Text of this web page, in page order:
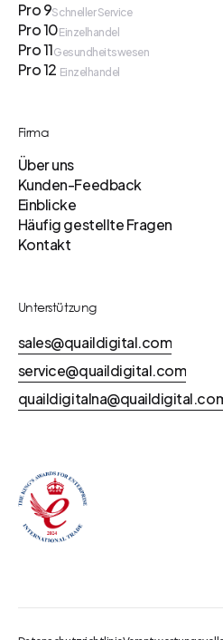
Pro 9Schneller Service
Pro 10Einzelhandel
Pro 11Gesundheitswesen
Pro 12 Einzelhandel
Firma
Über uns
Kunden-Feedback
Einblicke
Häufig gestellte Fragen
Kontakt
Unterstützung
sales@quaildigital.com
service@quaildigital.com